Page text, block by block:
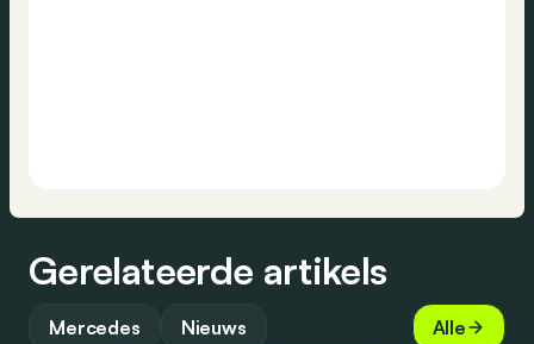
Gerelateerde artikels
Mercedes Nieuws Alle